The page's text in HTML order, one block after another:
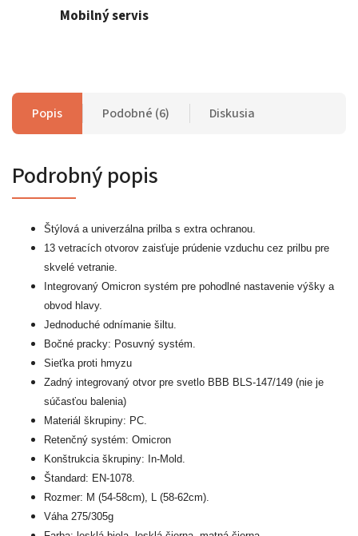
Mobilný servis
Popis Podobné (6) Diskusia
Podrobný popis
Štýlová a univerzálna prilba s extra ochranou.
13 vetracích otvorov zaisťuje prúdenie vzduchu cez prilbu pre
skvelé vetranie.
Integrovaný Omicron systém pre pohodlné nastavenie výšky a
obvod hlavy.
Jednoduché odnímanie šiltu.
Bočné pracky: Posuvný systém.
Sieťka proti hmyzu
Zadný integrovaný otvor pre svetlo BBB BLS-147/149 (nie je
súčasťou balenia)
Materiál škrupiny: PC.
Retenčný systém: Omicron
Konštrukcia škrupiny: In-Mold.
Štandard: EN-1078.
Rozmer: M (54-58cm), L (58-62cm).
Váha 275/305g